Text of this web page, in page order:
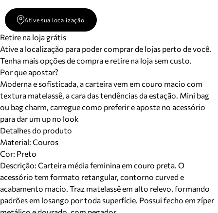
Ative sua localização
Retire na loja grátis
Ative a localização para poder comprar de lojas perto de você.
Tenha mais opções de compra e retire na loja sem custo.
Por que apostar?
Moderna e sofisticada, a carteira vem em couro macio com
textura matelassê, a cara das tendências da estação. Mini bag
ou bag charm, carregue como preferir e aposte no acessório
para dar um up no look
Detalhes do produto
Material: Couros
Cor: Preto
Descrição: Carteira média feminina em couro preta. O
acessório tem formato retangular, contorno curved e
acabamento macio. Traz matelassê em alto relevo, formando
padrões em losango por toda superfície. Possui fecho em zíper